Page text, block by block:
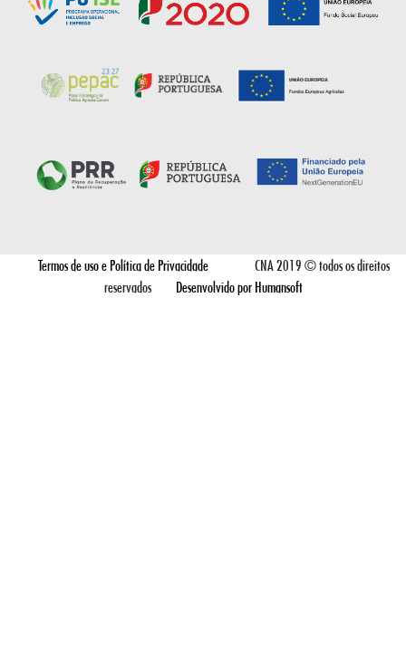
Termos de uso e Política de Privacidade
CNA 2019 © todos os direitos
reservados
Desenvolvido por Humansoft